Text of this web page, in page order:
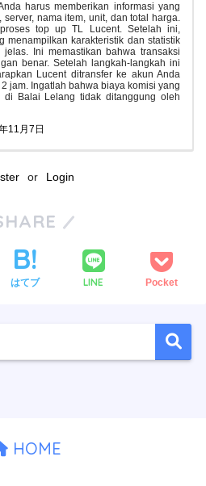
harus memberikan informasi yang
nama item, unit, dan total harga.
top up TL Lucent. Setelah ini,
menampilkan karakteristik dan statistik
Ini memastikan bahwa transaksi
benar. Setelah langkah-langkah ini
Lucent ditransfer ke akun Anda
jam. Ingatlah bahwa biaya komisi yang
di Balai Lelang tidak ditanggung oleh
11月7日
or Login
はてブ LINE Pocket
HOME